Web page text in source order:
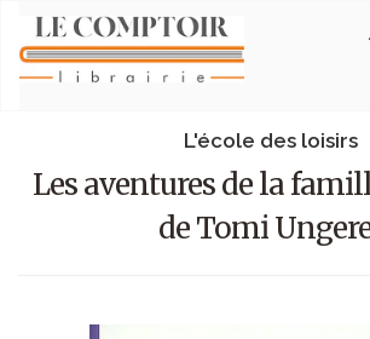
L'école des loisirs
Les aventures de la
de Tomi